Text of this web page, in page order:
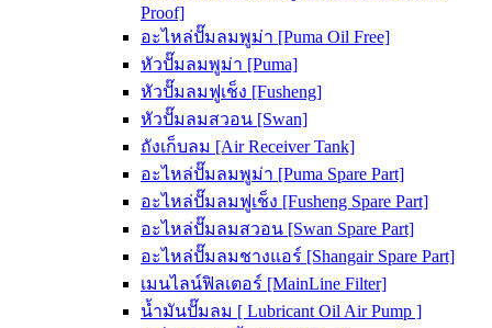
Proof]
อะไหล่ปั๊มลมพูม่า [Puma Oil Free]
หัวปั๊มลมพูม่า [Puma]
หัวปั๊มลมฟูเช็ง [Fusheng]
หัวปั๊มลมสวอน [Swan]
ถังเก็บลม [Air Receiver Tank]
อะไหล่ปั๊มลมพูม่า [Puma Spare Part]
อะไหล่ปั๊มลมฟูเช็ง [Fusheng Spare Part]
อะไหล่ปั๊มลมสวอน [Swan Spare Part]
อะไหล่ปั๊มลมชางแอร์ [Shangair Spare Part]
เมนไลน์ฟิลเตอร์ [MainLine Filter]
น้ำมันปั๊มลม [ Lubricant Oil Air Pump ]